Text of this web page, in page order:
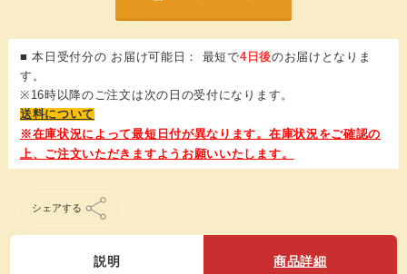
■ 本日受付分の お届け可能日： 最短で4日後のお届けとなりま
す。
※16時以降のご注文は次の日の受付になります。
送料について
シェアする
説明 商品詳細